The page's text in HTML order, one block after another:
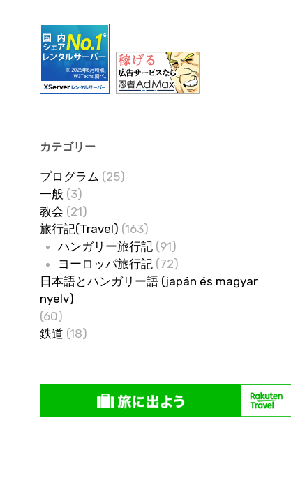
カテゴリー
プログラム (25)
一般 (3)
教会 (21)
旅行記(Travel) (163)
ハンガリー旅行記(91)
ヨーロッパ旅行記(72)
日本語とハンガリー語 (japán és magyar
nyelv)
(60)
鉄道 (18)